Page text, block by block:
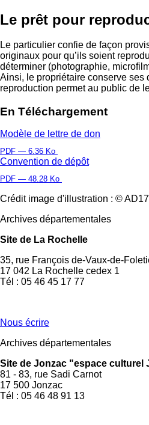
Le prêt pour
Le particulier confie de façon
originaux pour qu’ils soient
déterminer (photographie,
Ainsi, le propriétaire conserve ses
reproduction permet au public de
En Téléchargement
Modèle de lettre de don
PDF — 6.36 Ko
Convention de dépôt
PDF — 48.28 Ko
Crédit image d'illustration : © AD17
Archives départementales
Site de La Rochelle
35, rue François de-Vaux-de-
17 042 La Rochelle cedex 1
Tél : 05 46 45 17 77
Nous écrire
Archives départementales
Site de Jonzac "espace culturel
81 - 83, rue Sadi Carnot
17 500 Jonzac
Tél : 05 46 48 91 13